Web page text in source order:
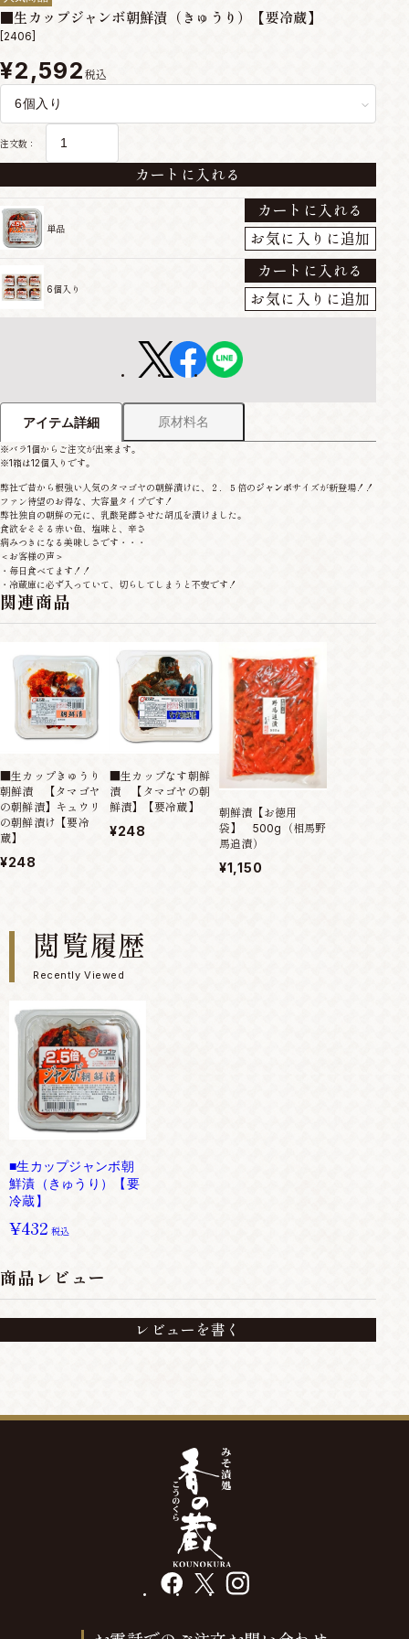
■生カップジャンボ朝鮮漬（きゅうり）【要冷蔵】
[2406]
¥2,592 税込
注文数：
カートに入れる
単品
カートに入れる
お気に入りに追加
6個入り
カートに入れる
お気に入りに追加
アイテム詳細 原材料名
※バラ1個からご注文が出来ます。
※1箱は12個入りです。
弊社で昔から根強い人気のタマゴヤの朝鮮漬けに、２．５倍のジャンボサイズが新登場！！
ファン待望のお得な、大容量タイプです！
弊社独自の朝鮮の元に、乳酸発酵させた胡瓜を漬けました。
食欲をそそる赤い色、塩味と、辛さ
病みつきになる美味しさです・・・
＜お客様の声＞
・毎日食べてます！！
・冷蔵庫に必ず入っていて、切らしてしまうと不安です！
関連商品
■生カップきゅうり
朝鮮漬 【タマゴヤ
の朝鮮漬】キュウリ
の朝鮮漬け【要冷
蔵】
¥248
■生カップなす朝鮮
漬 【タマゴヤの朝
鮮漬】【要冷蔵】
¥248
朝鮮漬【お徳用
袋】 500g（相馬野
馬追漬）
¥1,150
閲覧履歴
Recently Viewed
■生カップジャンボ朝
鮮漬（きゅうり）【要
冷蔵】
¥432 税込
商品レビュー
レビューを書く
facebook instagram